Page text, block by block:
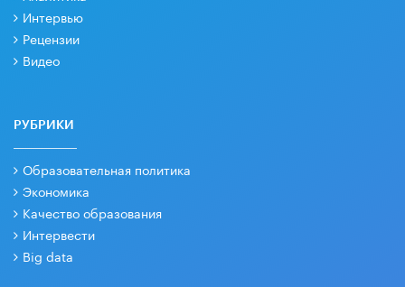
Интервью
Рецензии
Видео
РУБРИКИ
Образовательная политика
Экономика
Качество образования
Интервести
Big data